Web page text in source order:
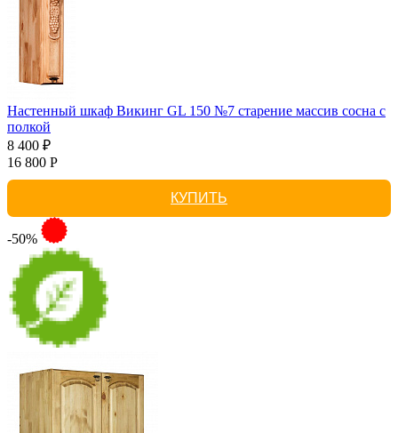
Настенный шкаф Викинг GL 150 №7 старение массив сосна с
полкой
8 400 ₽
16 800 Р
КУПИТЬ
-50%